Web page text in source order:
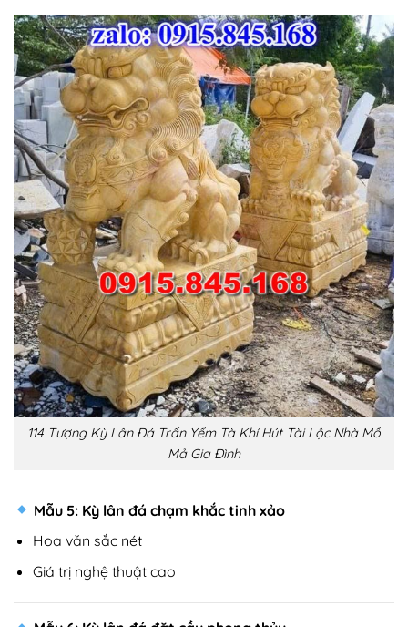
114 Tượng Kỳ Lân Đá Trấn Yểm Tà Khí Hút Tài Lộc Nhà Mồ
Mả Gia Đình
Mẫu 5: Kỳ lân đá chạm khắc tinh xảo
Hoa văn sắc nét
Giá trị nghệ thuật cao